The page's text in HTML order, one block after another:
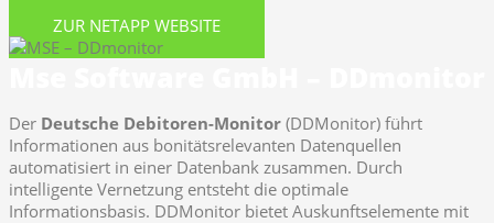
ZUR NETAPP WEBSITE
Der Deutsche Debitoren-Monitor (DDMonitor) führt
Informationen aus bonitätsrelevanten Datenquellen
automatisiert in einer Datenbank zusammen. Durch
intelligente Vernetzung entsteht die optimale
Informationsbasis. DDMonitor bietet Auskunftselemente mit